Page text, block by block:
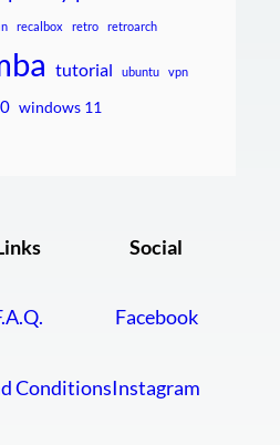
recalbox retro retroarch
tutorial ubuntu vpn
windows 11
Conditions
Social
Facebook
Instagram